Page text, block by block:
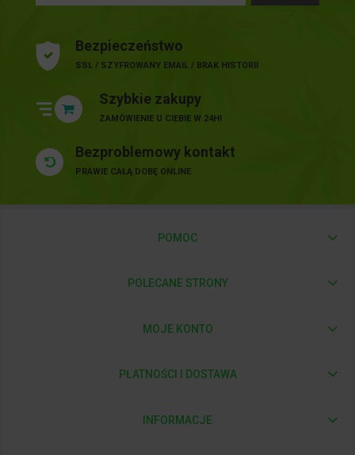
Bezpieczeństwo
SSL / SZYFROWANY EMAIL / BRAK HISTORII
Szybkie zakupy
ZAMÓWIENIE U CIEBIE W 24H!
Bezproblemowy kontakt
PRAWIE CAŁĄ DOBĘ ONLINE
POMOC
POLECANE STRONY
MOJE KONTO
PŁATNOŚCI I DOSTAWA
INFORMACJE